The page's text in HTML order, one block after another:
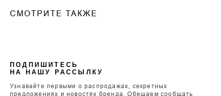
СМОТРИТЕ ТАКЖЕ
ПОДПИШИТЕСЬ
НА НАШУ РАССЫЛКУ
Узнавайте первыми о распродажах, секретных
предложениях и новостях бренда. Обещаем сообщать